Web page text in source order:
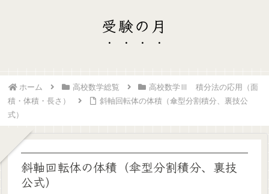
受験の月
ホーム 高校数学総覧
高校数学Ⅲ 積分法の応用（面
積・体積・長さ）
斜軸回転体の体積（傘型分割積分、裏技公
式）
斜軸回転体の体積（傘型分割積分、裏技
公式）